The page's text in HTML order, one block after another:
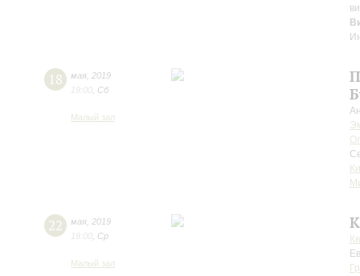
18 мая 2019
19:00 Сб
Малый зал
22 мая 2019
19:00 Ср
Малый зал